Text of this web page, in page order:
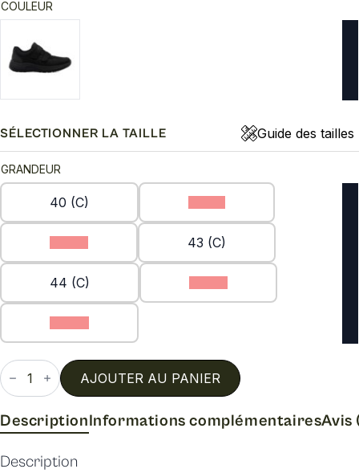
COULEUR
SÉLECTIONNER LA TAILLE Guide des tailles
GRANDEUR
40 (C)
43 (C)
44 (C)
quantité
de
11051
AJOUTER AU PANIER
DescriptionInformations complémentairesAvis
Description